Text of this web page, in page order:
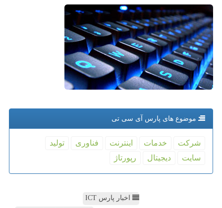
موضوع های پارس آی سی تی
شركت خدمات اینترنت فناوری
تولید
سایت
دیجیتال رپورتاژ
اخبار پارس ICT